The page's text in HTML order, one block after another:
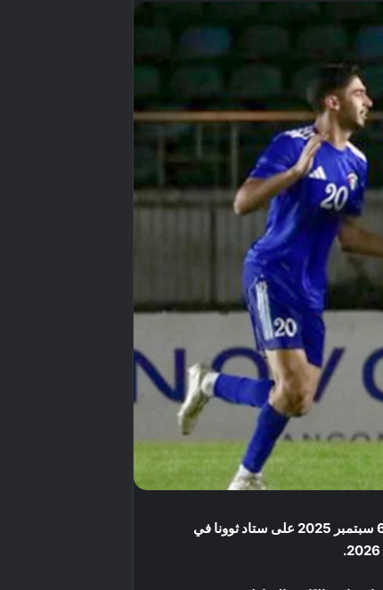
انتصارًا صعبًا على حساب نظيره الأفغاني بهدف دون رد، في المباراة التي جرت مساء السبت 6 سبتمبر 2025 على ستاد ثوونا في